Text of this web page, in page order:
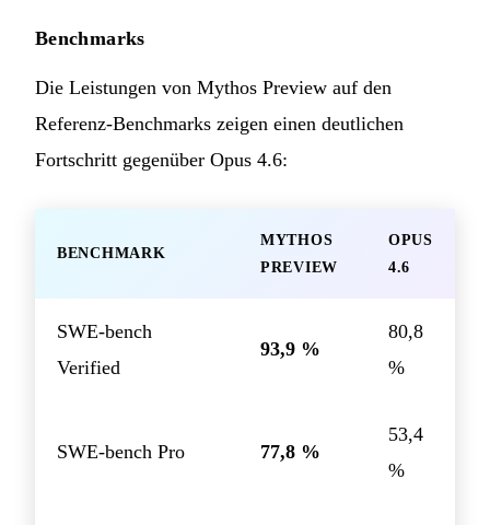
Benchmarks
Die Leistungen von Mythos Preview auf den
Referenz-Benchmarks zeigen einen deutlichen
Fortschritt gegenüber Opus 4.6:
BENCHMARK
MYTHOS
PREVIEW
OPUS
4.6
SWE-bench
Verified
93,9 %
80,8
%
SWE-bench Pro 77,8 %
53,4
%